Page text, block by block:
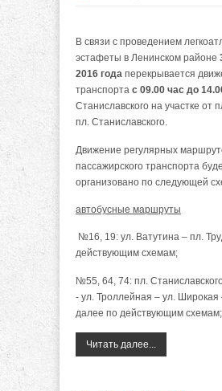
В связи с проведением
эстафеты в Ленинском районе
2016 года перекрывается
транспорта с 09.00 час до
Станиславского на участке от
пл. Станиславского.
Движение регулярных
пассажирского транспорта
организовано по следующей
автобусные маршруты
№16, 19: ул. Ватутина – пл.
действующим схемам;
№55, 64, 74: пл.
- ул. Троллейная – ул. Широкая
далее по действующим схемам;
Читать далее...